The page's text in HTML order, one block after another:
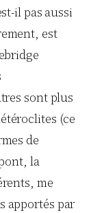
il pas aussi
est
sont plus
(ce
de
la
me
apportés par